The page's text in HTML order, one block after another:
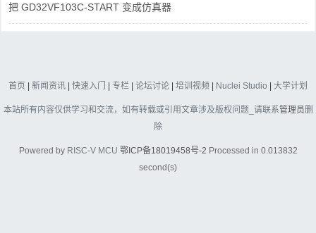
把 GD32VF103C-START 变成仿真器
首页 | 新闻资讯 | 快速入门 | 专栏 | 论坛讨论 | 培训视频 | Nuclei Studio | 大学计划
本站所有内容仅供学习和交流，如有转载或引用文章涉及版权问题_请联系管理员删
除
Powered by RISC-V MCU 鄂ICP备18019458号-2 Processed in 0.013832
second(s)